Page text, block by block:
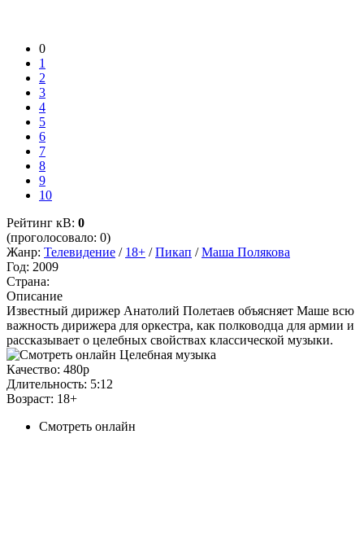
0
1
2
3
4
5
6
7
8
9
10
Рейтинг кВ: 0
(проголосовало: 0)
Жанр: Телевидение / 18+ /Пикап /Маша Полякова
Год: 2009
Страна:
Описание
Известный дирижер Анатолий Полетаев объясняет Маше всю
важность дирижера для оркестра, как полководца для армии и
рассказывает о целебных свойствах классической музыки.
Качество: 480p
Длительность: 5:12
Возраст: 18+
Смотреть онлайн